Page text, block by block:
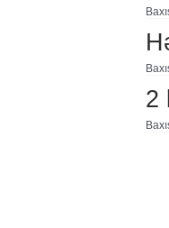
2